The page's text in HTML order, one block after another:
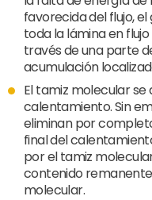
favorecida del flujo,
toda la lámina en
través de una parte
acumulación
El tamiz molecular
calentamiento. Sin
eliminan por
final del
por el tamiz
contenido
molecular.